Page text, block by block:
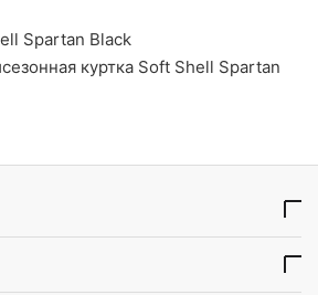
Spartan Black
куртка Soft Shell Spartan